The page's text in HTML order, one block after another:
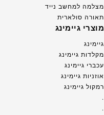
מצלמה למחשב נייד
תאורה סולארית
מוצרי גיימינג
גיימינג
מקלדות גיימינג
עכברי גיימינג
אוזניות גיימינג
רמקול גיימינג
.
.